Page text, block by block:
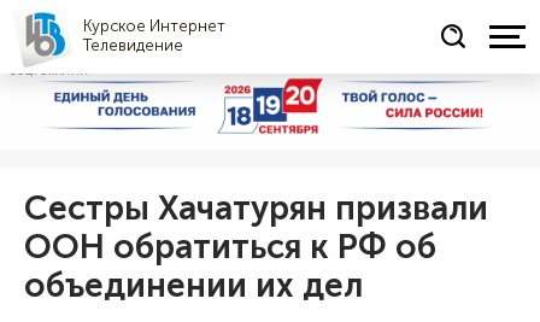
Курское Интернет
Телевидение
СОЦРЕКЛАМА
Сестры Хачатурян призвали
ООН обратиться к РФ об
объединении их дел